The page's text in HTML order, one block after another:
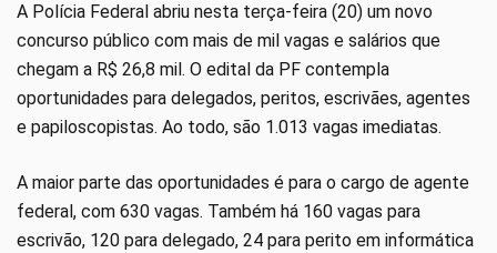
A Polícia Federal abriu nesta terça-feira (20) um novo
concurso público com mais de mil vagas e salários que
chegam a R$ 26,8 mil. O edital da PF contempla
oportunidades para delegados, peritos, escrivães, agentes
e papiloscopistas. Ao todo, são 1.013 vagas imediatas.
A maior parte das oportunidades é para o cargo de agente
federal, com 630 vagas. Também há 160 vagas para
escrivão, 120 para delegado, 24 para perito em informática